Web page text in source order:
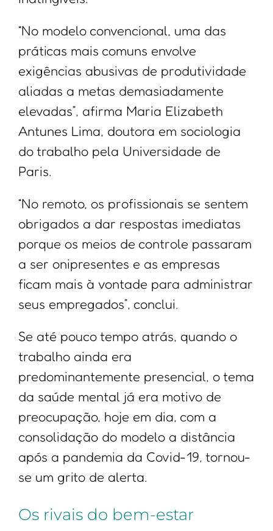
“No modelo convencional, uma das
práticas mais comuns envolve
exigências abusivas de produtividade
aliadas a metas demasiadamente
elevadas”, afirma Maria Elizabeth
Antunes Lima, doutora em sociologia
do trabalho pela Universidade de
Paris.
“No remoto, os profissionais se sentem
obrigados a dar respostas imediatas
porque os meios de controle passaram
a ser onipresentes e as empresas
ficam mais à vontade para administrar
seus empregados”, conclui.
Se até pouco tempo atrás, quando o
trabalho ainda era
predominantemente presencial, o tema
da saúde mental já era motivo de
preocupação, hoje em dia, com a
consolidação do modelo a distância
após a pandemia da Covid-19, tornou-
se um grito de alerta.
Os rivais do bem-estar